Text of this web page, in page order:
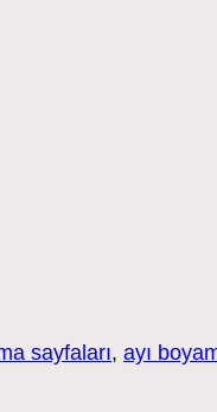
sayfaları, ayı